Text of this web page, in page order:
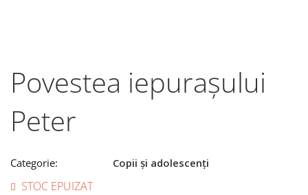
Povestea iepurașului
Peter
Categorie: Copii și adolescenți
STOC EPUIZAT